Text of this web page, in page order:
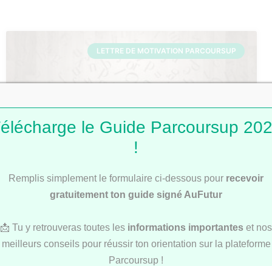
LETTRE DE MOTIVATION PARCOURSUP
Lettres de motivation Parcoursup : 101
modèles pour t’inspirer
LYCÉE
le Guide Parcoursup
!
Remplis simplement le formulaire ci-dessous pour recevoir
gratuitement ton guide signé AuFutur
📩 Tu y retrouveras toutes les informations importantes et nos
meilleurs conseils pour réussir ton orientation sur la plateforme
Parcoursup !